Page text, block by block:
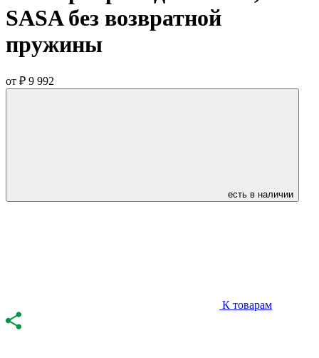
SASA без возвратной
пружины
от ₽ 9 992
есть в наличии
К товарам